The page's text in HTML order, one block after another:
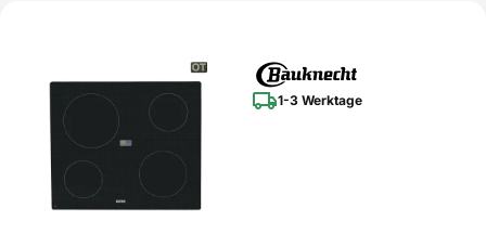
1-3 Werktage